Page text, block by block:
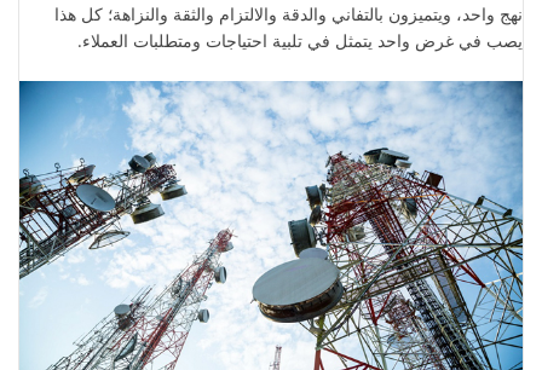
نهج واحد، ويتميزون بالتفاني والدقة والالتزام والثقة والنزاهة؛ كل هذا
يصب في غرض واحد يتمثل في تلبية احتياجات ومتطلبات العملاء.